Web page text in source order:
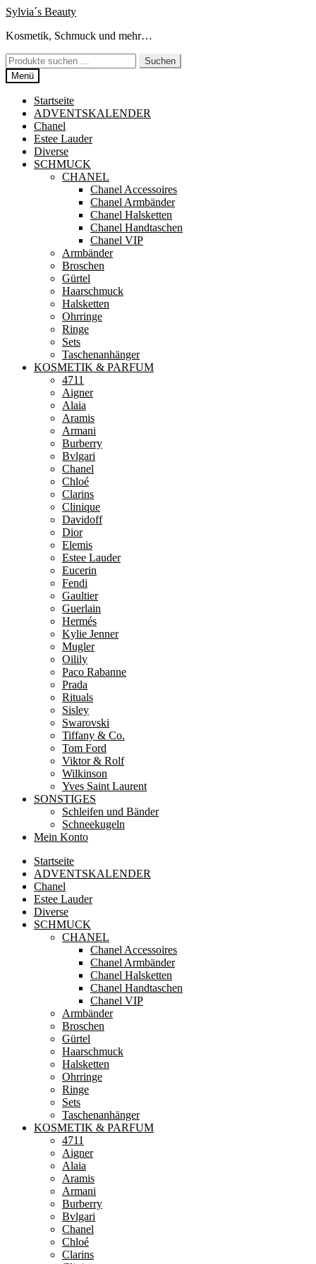
Zur
springen
Zum
springen
Sylvia´s Beauty
Kosmetik, Schmuck und mehr…
Suchen
nach:
Suchen
Menü
Startseite
ADVENTSKALENDER
Chanel
Estee Lauder
Diverse
SCHMUCK
CHANEL
Chanel Accessoires
Chanel Armbänder
Chanel Halsketten
Chanel Handtaschen
Chanel VIP
Armbänder
Broschen
Gürtel
Haarschmuck
Halsketten
Ohrringe
Ringe
Sets
Taschenanhänger
KOSMETIK & PARFUM
4711
Aigner
Alaia
Aramis
Armani
Burberry
Bvlgari
Chanel
Chloé
Clarins
Clinique
Davidoff
Dior
Elemis
Estee Lauder
Eucerin
Fendi
Gaultier
Guerlain
Hermés
Kylie Jenner
Mugler
Oilily
Paco Rabanne
Prada
Rituals
Sisley
Swarovski
Tiffany & Co.
Tom Ford
Viktor & Rolf
Wilkinson
Yves Saint Laurent
SONSTIGES
Schleifen und Bänder
Schneekugeln
Mein Konto
Startseite
ADVENTSKALENDER
Chanel
Estee Lauder
Diverse
SCHMUCK
CHANEL
Chanel Accessoires
Chanel Armbänder
Chanel Halsketten
Chanel Handtaschen
Chanel VIP
Armbänder
Broschen
Gürtel
Haarschmuck
Halsketten
Ohrringe
Ringe
Sets
Taschenanhänger
KOSMETIK & PARFUM
4711
Aigner
Alaia
Aramis
Armani
Burberry
Bvlgari
Chanel
Chloé
Clarins